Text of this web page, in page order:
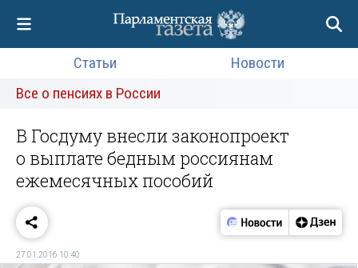
Статьи
Новости
Все о пенсиях в России
В Госдуму внесли законопроект
о выплате бедным россиянам
ежемесячных пособий
27.01.2016 10:40